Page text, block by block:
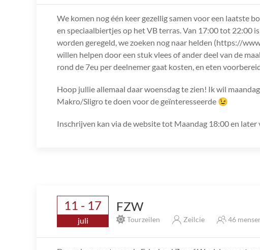
We komen nog één keer gezellig samen voor een laatste
en speciaalbiertjes op het VB terras. Van 17:00 tot 22:00
worden geregeld, we zoeken nog naar helden (https://
willen helpen door een stuk vlees of ander deel van de
rond de 7eu per deelnemer gaat kosten, en eten
Hoop jullie allemaal daar woensdag te zien! Ik wil
Makro/Sligro te doen voor de geïnteresseerde 😉
Inschrijven kan via de website tot Maandag 18:00 en
11 - 17
juli
FZW
Tourzeilen Zeilcie 46